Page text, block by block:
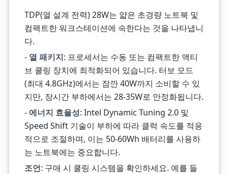
TDP(열 설계 전력) 28W는 얇은 초경량 노트북 및
컴팩트한 워크스테이션에 속한다는 것을 나타냅니
다.
- 열 패키지: 프로세서는 수동 또는 컴팩트한 액티
브 쿨링 장치에 최적화되어 있습니다. 터보 모드
(최대 4.8GHz)에서는 잠깐 40W까지 소비할 수 있
지만, 장시간 부하에서는 28-35W로 안정화됩니다.
- 에너지 효율성: Intel Dynamic Tuning 2.0 및
Speed Shift 기술이 부하에 따라 클럭 속도를 적응
적으로 조절하며, 이는 50-60Wh 배터리를 사용하
는 노트북에는 중요합니다.
조언: 구매 시 쿨링 시스템을 확인하세요. 예를 들